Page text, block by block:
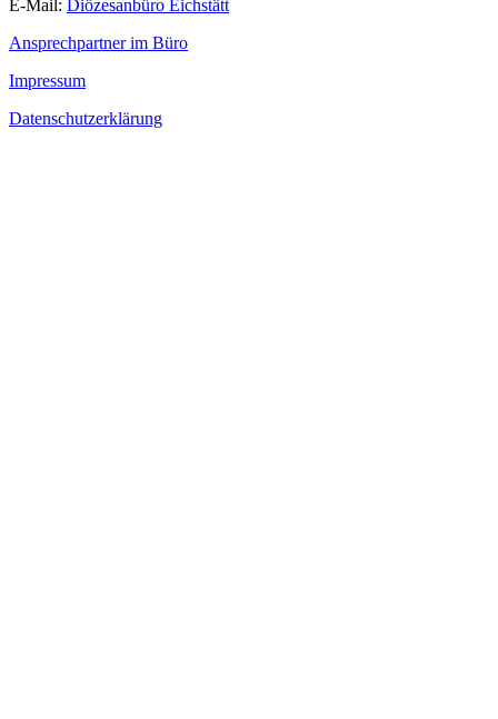
E-Mail: Diözesanbüro Eichstätt
Ansprechpartner im Büro
Impressum
Datenschutzerklärung